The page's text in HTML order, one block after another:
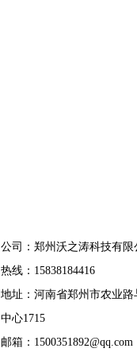
公司：郑州沃之涛科技有限
热线：15838184416
地址：河南省郑州市农业
中心1715
邮箱：1500351892@qq.com